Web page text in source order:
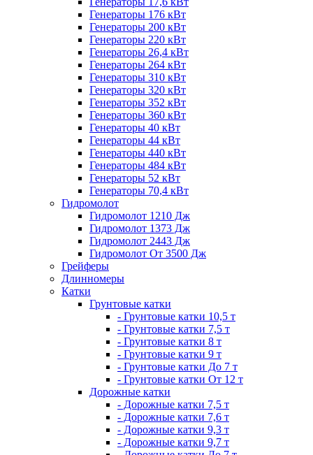
Генераторы 176 кВт
Генераторы 200 кВт
Генераторы 220 кВт
Генераторы 26,4 кВт
Генераторы 264 кВт
Генераторы 310 кВт
Генераторы 320 кВт
Генераторы 352 кВт
Генераторы 360 кВт
Генераторы 40 кВт
Генераторы 44 кВт
Генераторы 440 кВт
Генераторы 484 кВт
Генераторы 52 кВт
Генераторы 70,4 кВт
Гидромолот
Гидромолот 1210 Дж
Гидромолот 1373 Дж
Гидромолот 2443 Дж
Гидромолот От 3500 Дж
Грейферы
Длинномеры
Катки
Грунтовые катки
- Грунтовые катки 10,5 т
- Грунтовые катки 7,5 т
- Грунтовые катки 8 т
- Грунтовые катки 9 т
- Грунтовые катки До 7 т
- Грунтовые катки От 12 т
Дорожные катки
- Дорожные катки 7,5 т
- Дорожные катки 7,6 т
- Дорожные катки 9,3 т
- Дорожные катки 9,7 т